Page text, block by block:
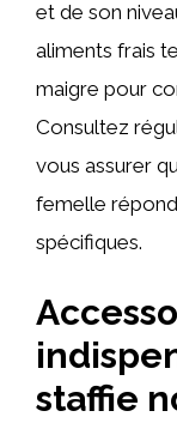
et de son
aliments frais
maigre pour
Consultez
vous assurer
femelle
spécifiques.
staffie